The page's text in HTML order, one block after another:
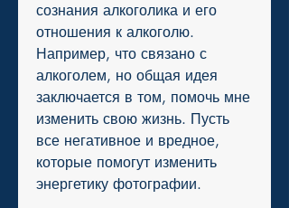
сознания алкоголика и его
отношения к алкоголю.
Например, что связано с
алкоголем, но общая идея
заключается в том, помочь мне
изменить свою жизнь. Пусть
все негативное и вредное,
которые помогут изменить
энергетику фотографии.